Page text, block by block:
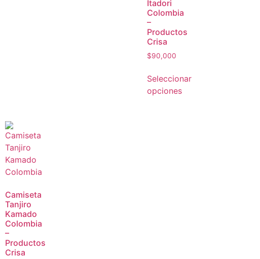
Itadori
Colombia
–
Productos
Crisa
$90,000
Seleccionar
opciones
Camiseta
Tanjiro
Kamado
Colombia
–
Productos
Crisa